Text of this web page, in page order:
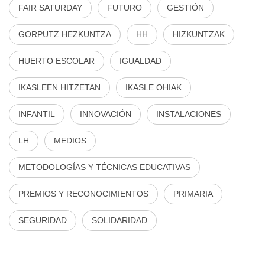
FAIR SATURDAY FUTURO GESTIÓN
GORPUTZ HEZKUNTZA HH HIZKUNTZAK
HUERTO ESCOLAR IGUALDAD
IKASLEEN HITZETAN IKASLE OHIAK
INFANTIL INNOVACIÓN INSTALACIONES
LH MEDIOS
METODOLOGÍAS Y TÉCNICAS EDUCATIVAS
PREMIOS Y RECONOCIMIENTOS PRIMARIA
SEGURIDAD SOLIDARIDAD